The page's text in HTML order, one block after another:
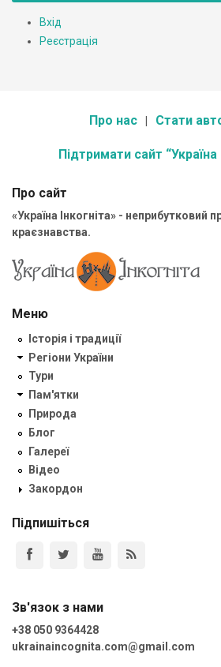
Вхід
Реєстрація
Про нас Стати
Підтримати сайт “Україна
Про сайт
«Україна Інкогніта» - неприбутковий
краєзнавства.
Меню
Історія і традиції
Регіони України
Тури
Пам'ятки
Природа
Блог
Галереї
Відео
Закордон
Підпишіться
Зв'язок з нами
+38 050 9364428
ukrainaincognita.com@gmail.com